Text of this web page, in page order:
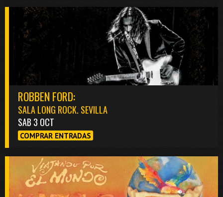
ROBBEN FORD:
SALA LONG ROCK. SEVILLA
SAB 3 OCT
COMPRAR ENTRADAS